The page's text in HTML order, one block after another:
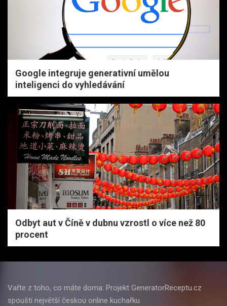
Google integruje generativní umělou
inteligenci do vyhledávání
Odbyt aut v Číně v dubnu vzrostl o více než 80
procent
Vařte z toho, co máte doma: Projekt GeneratorReceptu.cz
spouští největší českou online kuchařku